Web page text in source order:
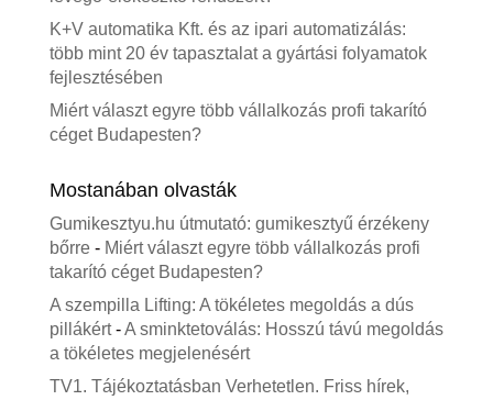
K+V automatika Kft. és az ipari automatizálás:
több mint 20 év tapasztalat a gyártási folyamatok
fejlesztésében
Miért választ egyre több vállalkozás profi takarító
céget Budapesten?
Mostanában olvasták
Gumikesztyu.hu útmutató: gumikesztyű érzékeny
bőrre- Miért választ egyre több vállalkozás profi
takarító céget Budapesten?
A szempilla Lifting: A tökéletes megoldás a dús
pillákért-A sminktetoválás: Hosszú távú megoldás
a tökéletes megjelenésért
TV1. Tájékoztatásban Verhetetlen. Friss hírek,